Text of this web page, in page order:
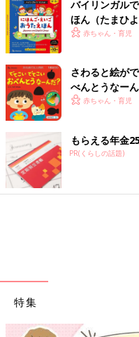
バイリンガル
ほん（たまひ
赤ちゃん・育児
さわると絵が
べんとうなーん
赤ちゃん・育児
もらえる年金
PR(くらしの話題)
特集